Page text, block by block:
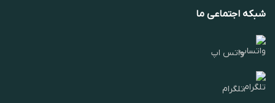
شبکه اجتماعی ما
واتس اپ
تلگرام